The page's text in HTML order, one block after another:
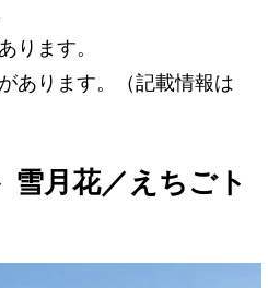
ります。
あります。（記載情報は
月花／えちごト